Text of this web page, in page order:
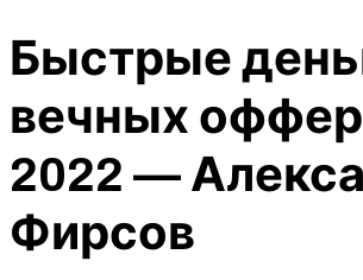
Быстрые
вечных
2022 —
Фирсов